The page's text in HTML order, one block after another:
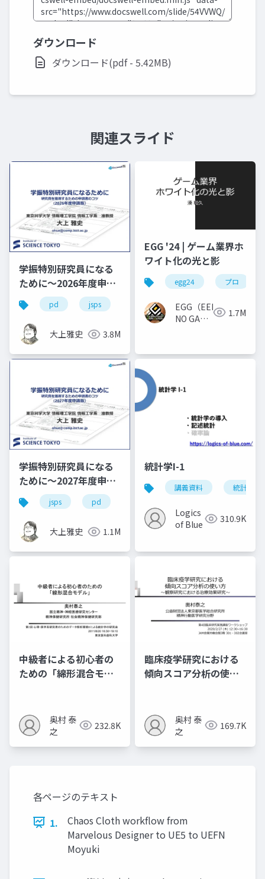
ダウンロード
ダウンロード(pdf - 5.42MB)
関連スライド
学振特別研究員になる
ために～2026年度申請
版
pd jsps dc1
大上雅史 3.8M
EGG '24 | ゲーム業界ホ
ワイト化の光と影
egg24 プロ
EGG（EEKANJI
NO GAME
1.7M
学振特別研究員になる
ために～2027年度申請
版
jsps pd
大上雅史 1.1M
統計学I-1
講義資料 統計学
Logics
of Blue
310.9K
中級者による初心者の
ための「綿形混合モデ
奥村 泰
之
232.8K
臨床疫学研究における
傾向スコア分析の使い
奥村 泰
之
169.7K
各ページのテキスト
1.
Chaos Cloth workflow from
Marvelous Designer to UE5 to UEFN
Moyuki